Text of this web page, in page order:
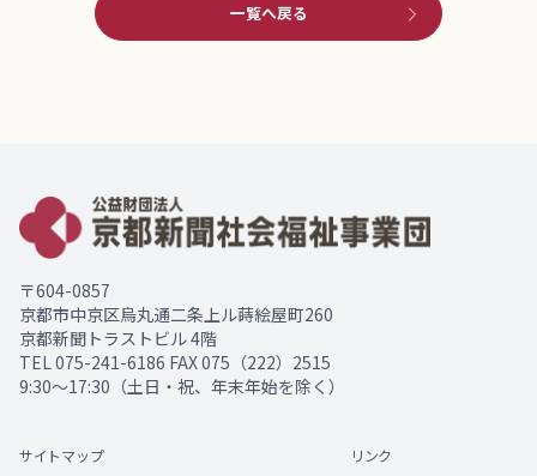
一覧へ戻る
〒604-0857
京都市中京区烏丸通二条上ル蒔絵屋町260
京都新聞トラストビル 4階
TEL 075-241-6186 FAX 075（222）2515
9:30～17:30（土日・祝、年末年始を除く）
サイトマップ
リンク